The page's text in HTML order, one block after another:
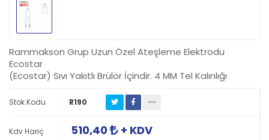
Rammakson Grup Uzun Özel Ateşleme Elektrodu
Ecostar
(Ecostar) Sıvı Yakıtlı Brülör İçindir. 4 MM Tel Kalınlığı
Stok Kodu R190
Kdv Hariç 510,40 + KDV